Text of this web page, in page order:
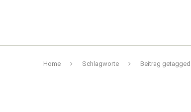
Home Schlagworte Beitrag